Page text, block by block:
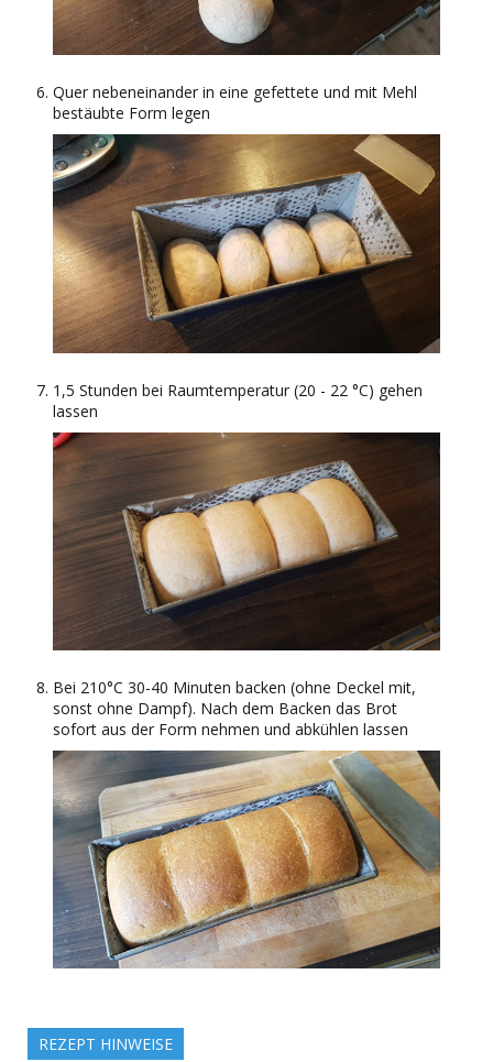
Quer nebeneinander in eine gefettete und mit Mehl
bestäubte Form legen
1,5 Stunden bei Raumtemperatur (20 - 22 °C) gehen
lassen
Bei 210°C 30-40 Minuten backen (ohne Deckel mit,
sonst ohne Dampf). Nach dem Backen das Brot
sofort aus der Form nehmen und abkühlen lassen
REZEPT HINWEISE